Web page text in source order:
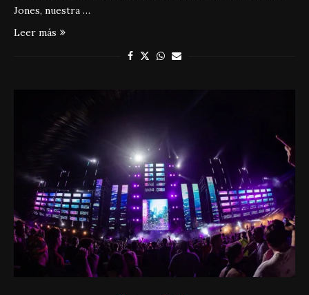
Jones, nuestra …
Leer más